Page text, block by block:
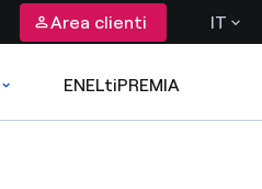
Area clienti IT
ENELtiPREMIA